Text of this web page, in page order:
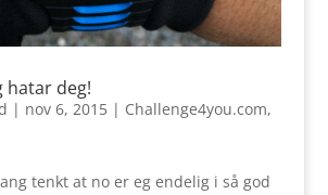
hatar deg!
| nov 6, 2015| Challenge4you.com,
tenkt at no er eg endelig i så god